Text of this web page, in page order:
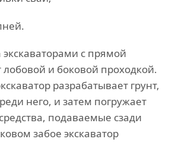
экскаваторами с прямой
и боковой проходкой.
разрабатывает грунт,
него, и затем погружает
подаваемые сзади
забое экскаватор